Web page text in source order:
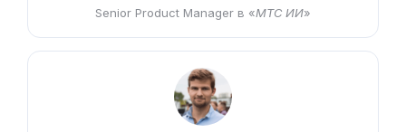
Senior Product Manager в «МТС ИИ»